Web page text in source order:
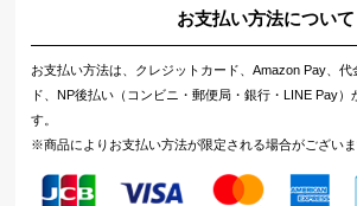
お支払い方法について
お支払い方法は、クレジットカード、Amazon Pay、代
ド、NP後払い（コンビニ・郵便局・銀行・LINE Pay）
す。
※商品によりお支払い方法が限定される場合がございま